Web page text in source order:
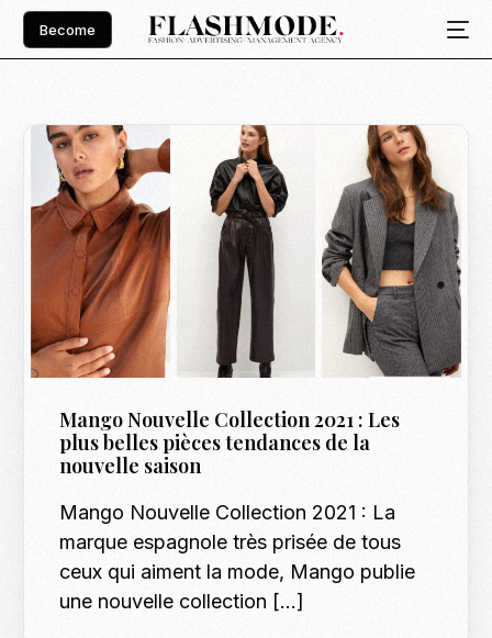
Become
Mango Nouvelle Collection 2021 : Les
plus belles pièces tendances de la
nouvelle saison
Mango Nouvelle Collection 2021 : La
marque espagnole très prisée de tous
ceux qui aiment la mode, Mango publie
une nouvelle collection […]